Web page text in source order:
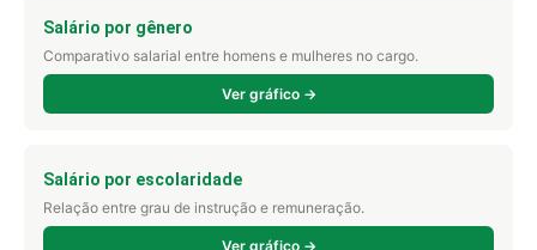
Salário por gênero
Comparativo salarial entre homens e mulheres no cargo.
Ver gráfico →
Salário por escolaridade
Relação entre grau de instrução e remuneração.
Ver gráfico →